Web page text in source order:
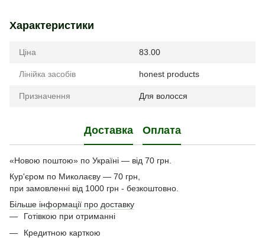
Характеристики
Ціна 83.00
Лінійка засобів honest products
Призначення Для волосся
Доставка Оплата
«Новою поштою» по Україні — від 70 грн.
Кур'єром по Миколаєву — 70 грн,
при замовленні від 1000 грн - безкоштовно.
Більше інформації про доставку
Готівкою при отриманні
Кредитною карткою